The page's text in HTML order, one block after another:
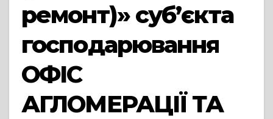
ремонт)» суб’єкта
господарювання
ОФІС
АГЛОМЕРАЦІЇ ТА